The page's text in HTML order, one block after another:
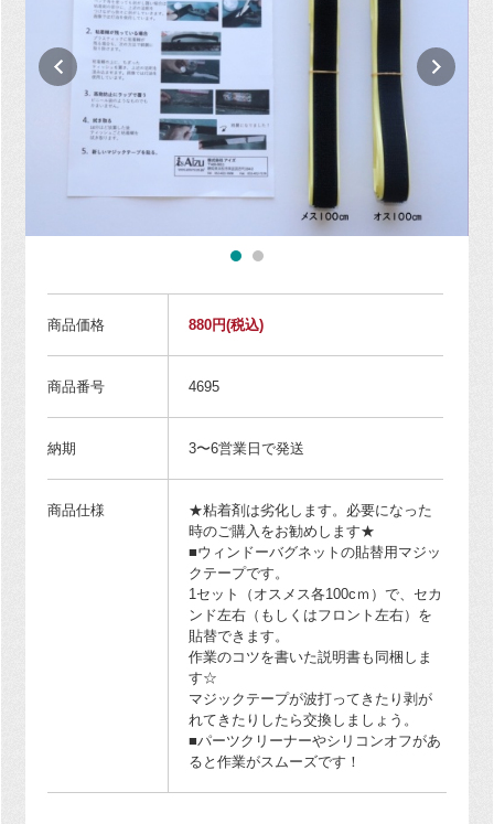
商品価格 880円(税込)
商品番号 4695
納期 3〜6営業日で発送
商品仕様
★粘着剤は劣化します。必要になった
時のご購入をお勧めします★
■ウィンドーバグネットの貼替用マジッ
クテープです。
1セット（オスメス各100cｍ）で、セカ
ンド左右（もしくはフロント左右）を
貼替できます。
作業のコツを書いた説明書も同梱しま
す☆
マジックテープが波打ってきたり剥が
れてきたりしたら交換しましょう。
■パーツクリーナーやシリコンオフがあ
ると作業がスムーズです！